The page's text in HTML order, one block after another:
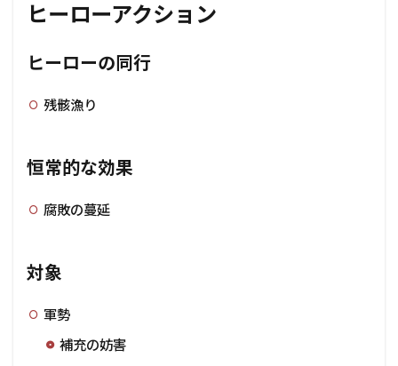
ヒーローアクション
ヒーローの同行
残骸漁り
恒常的な効果
腐敗の蔓延
対象
軍勢
補充の妨害